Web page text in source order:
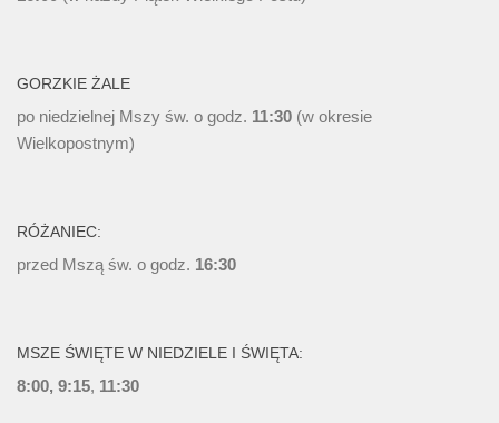
GORZKIE ŻALE
po niedzielnej Mszy św. o godz. 11:30 (w okresie
Wielkopostnym)
RÓŻANIEC:
przed Mszą św. o godz. 16:30
MSZE ŚWIĘTE W NIEDZIELE I ŚWIĘTA:
8:00, 9:15, 11:30